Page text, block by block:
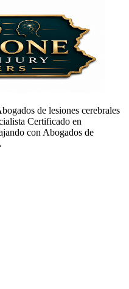
de lesiones cerebrales
Certificado en
con Abogados de